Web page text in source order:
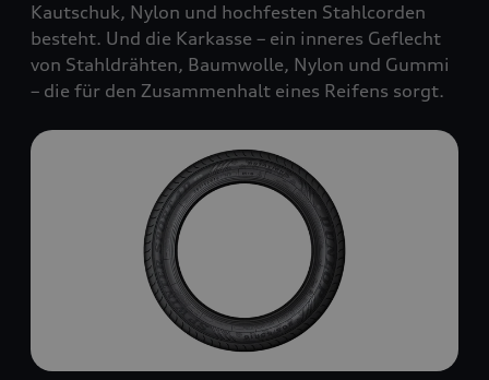
Kautschuk, Nylon und hochfesten Stahlcorden
besteht. Und die Karkasse – ein inneres Geflecht
von Stahldrähten, Baumwolle, Nylon und Gummi
– die für den Zusammenhalt eines Reifens sorgt.